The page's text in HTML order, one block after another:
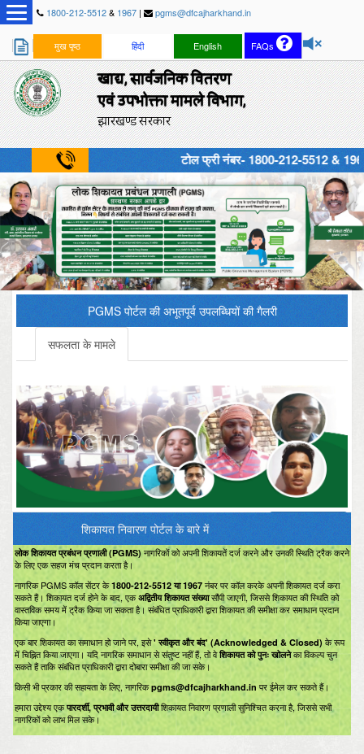
1800-212-5512& 1967 | pgms@dfcajharkhand.in
मुख पृष्ठ हिंदी English FAQs
खाद्य, सार्वजनिक वितरण
एवं उपभोक्ता मामले विभाग,
झारखण्ड सरकार
टोल फ्री नंबर- 1800-212-5512 & 1967,
PGMS पोर्टल की अभूतपूर्व उपलब्धियों की गैलरी
सफलता के मामले
शिकायत निवारण पोर्टल के बारे में
लोक शिकायत प्रबंधन प्रणाली (PGMS) नागरिकों को अपनी शिकायतें दर्ज करने और उनकी स्थिति ट्रैक करने
के लिए एक सहज मंच प्रदान करता है।
नागरिक PGMS कॉल सेंटर के1800-212-5512 या 1967 नंबर पर कॉल करके अपनी शिकायत दर्ज करा
सकते हैं। शिकायत दर्ज होने के बाद, एकअद्वितीय शिकायत संख्यासौंपी जाएगी, जिससे शिकायत की स्थिति को
वास्तविक समय में ट्रैक किया जा सकता है। संबंधित प्राधिकारी द्वारा शिकायत की समीक्षा कर समाधान प्रदान
किया जाएगा।
एक बार शिकायत का समाधान हो जाने पर, इसे' स्वीकृत और बंद' (Acknowledged & Closed) के रूप
में चिह्नित किया जाएगा। यदि नागरिक समाधान से संतुष्ट नहीं हैं, तो वेशिकायत को पुनः खोलनेका विकल्प चुन
सकते हैं ताकि संबंधित प्राधिकारी द्वारा दोबारा समीक्षा की जा सके।
किसी भी प्रकार की सहायता के लिए, नागरिकpgms@dfcajharkhand.in पर ईमेल कर सकते हैं।
हमारा उद्देश्य एकपारदर्शी, प्रभावी और उत्तरदायीशिकायत निवारण प्रणाली सुनिश्चित करना है, जिससे सभी
नागरिकों को लाभ मिल सके।